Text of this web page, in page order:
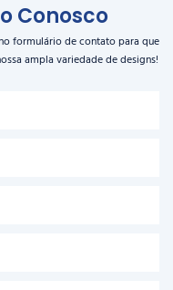
Conosco
formulário de contato para que
ampla variedade de designs!